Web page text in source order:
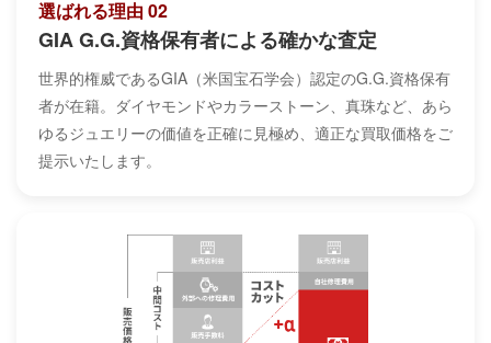
選ばれる理由 02
GIA G.G.資格保有者による確かな査定
世界的権威であるGIA（米国宝石学会）認定のG.G.資格保有
者が在籍。ダイヤモンドやカラーストーン、真珠など、あら
ゆるジュエリーの価値を正確に見極め、適正な買取価格をご
提示いたします。